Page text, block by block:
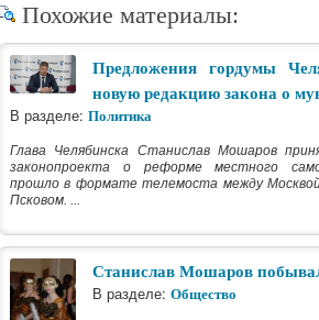
Похожие материалы:
Предложения гордумы
новую редакцию закона о
В разделе: Политика
Глава Челябинска Станислав Мошаров
законопроекта о реформе местного
прошло в формате телемоста между
Псковом. ...
Станислав Мошаров
В разделе: Общество